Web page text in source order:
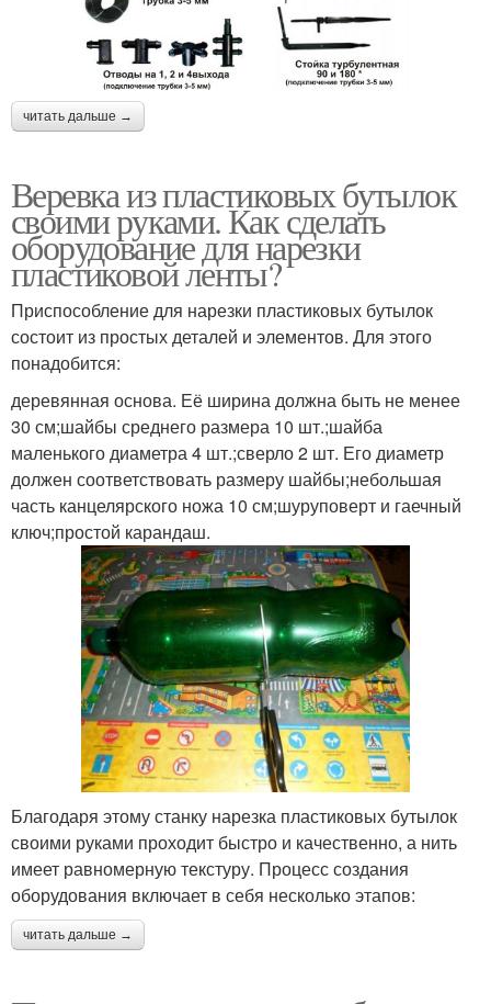
читать дальше →
Веревка из пластиковых бутылок
своими руками. Как сделать
оборудование для нарезки
пластиковой ленты?
Приспособление для нарезки пластиковых бутылок
состоит из простых деталей и элементов. Для этого
понадобится:
деревянная основа. Её ширина должна быть не менее
30 см;шайбы среднего размера 10 шт.;шайба
маленького диаметра 4 шт.;сверло 2 шт. Его диаметр
должен соответствовать размеру шайбы;небольшая
часть канцелярского ножа 10 см;шуруповерт и гаечный
ключ;простой карандаш.
Благодаря этому станку нарезка пластиковых бутылок
своими руками проходит быстро и качественно, а нить
имеет равномерную текстуру. Процесс создания
оборудования включает в себя несколько этапов:
читать дальше →